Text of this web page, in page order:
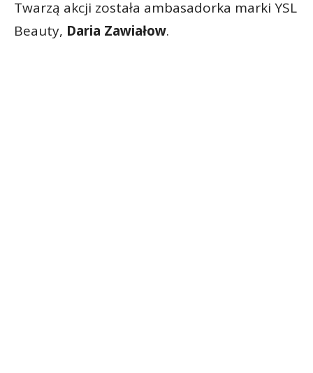
Twarzą akcji została ambasadorka marki YSL
Beauty, Daria Zawiałow.